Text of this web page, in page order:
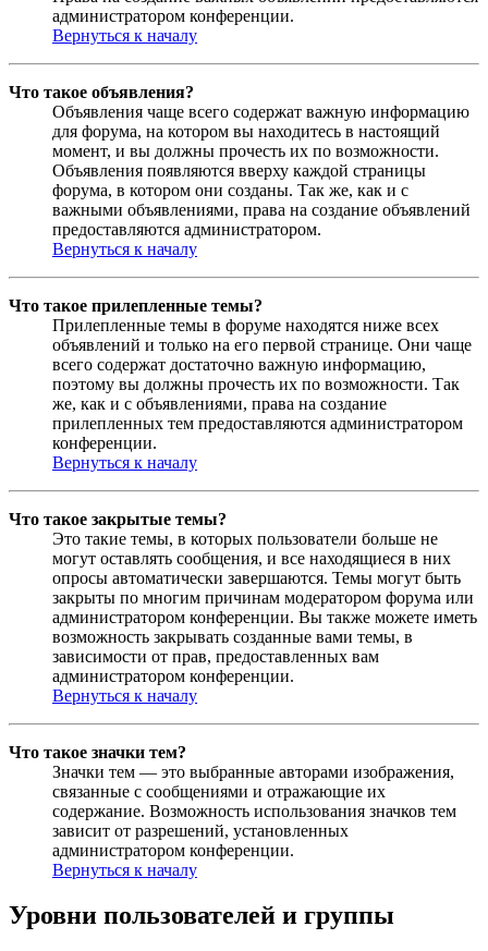
администратором конференции.
Вернуться к началу
Что такое объявления?
Объявления чаще всего содержат важную информацию
для форума, на котором вы находитесь в настоящий
момент, и вы должны прочесть их по возможности.
Объявления появляются вверху каждой страницы
форума, в котором они созданы. Так же, как и с
важными объявлениями, права на создание объявлений
предоставляются администратором.
Вернуться к началу
Что такое прилепленные темы?
Прилепленные темы в форуме находятся ниже всех
объявлений и только на его первой странице. Они чаще
всего содержат достаточно важную информацию,
поэтому вы должны прочесть их по возможности. Так
же, как и с объявлениями, права на создание
прилепленных тем предоставляются администратором
конференции.
Вернуться к началу
Что такое закрытые темы?
Это такие темы, в которых пользователи больше не
могут оставлять сообщения, и все находящиеся в них
опросы автоматически завершаются. Темы могут быть
закрыты по многим причинам модератором форума или
администратором конференции. Вы также можете иметь
возможность закрывать созданные вами темы, в
зависимости от прав, предоставленных вам
администратором конференции.
Вернуться к началу
Что такое значки тем?
Значки тем — это выбранные авторами изображения,
связанные с сообщениями и отражающие их
содержание. Возможность использования значков тем
зависит от разрешений, установленных
администратором конференции.
Вернуться к началу
Уровни пользователей и группы